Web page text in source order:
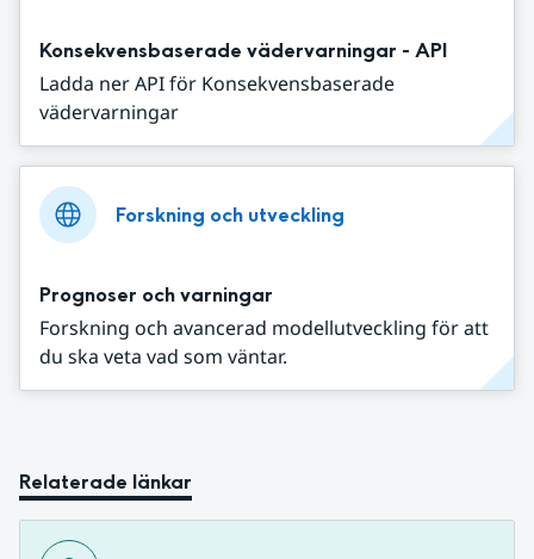
Konsekvensbaserade vädervarningar - API
Ladda ner API för Konsekvensbaserade
vädervarningar
Forskning och utveckling
Prognoser och varningar
Forskning och avancerad modellutveckling för att
du ska veta vad som väntar.
Relaterade länkar